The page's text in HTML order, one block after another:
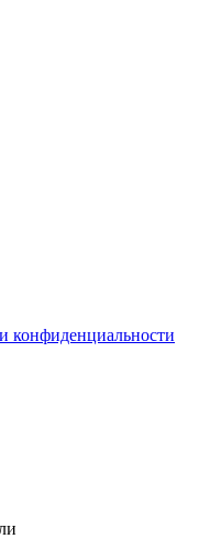
конфиденциальности